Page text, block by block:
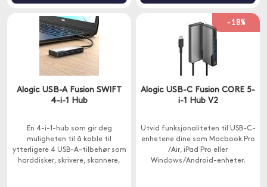
Alogic USB-A Fusion SWIFT
4-i-1 Hub
En 4-i-1-hub som gir deg
muligheten til å koble til
ytterligere 4 USB-A-tilbehør som
harddisker, skrivere, skannere,
-19%
Alogic USB-C Fusion CORE 5-
i-1 Hub V2
Utvid funksjonaliteten til USB-C-
enhetene dine som Macbook Pro
/Air, iPad Pro eller
Windows/Android-enheter.